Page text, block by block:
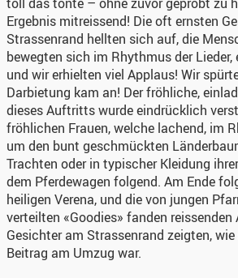
Ergebnis mitreissend! Die oft ernsten
Strassenrand hellten sich auf, die
bewegten sich im Rhythmus der
und wir erhielten viel Applaus! Wir
Darbietung kam an! Der fröhliche,
dieses Auftritts wurde eindrücklich
fröhlichen Frauen, welche lachend, im
um den bunt geschmückten
Trachten oder in typischer Kleidung
dem Pferdewagen folgend. Am Ende
heiligen Verena, und die von jungen
verteilten «Goodies» fanden
Gesichter am Strassenrand zeigten,
Beitrag am Umzug war.